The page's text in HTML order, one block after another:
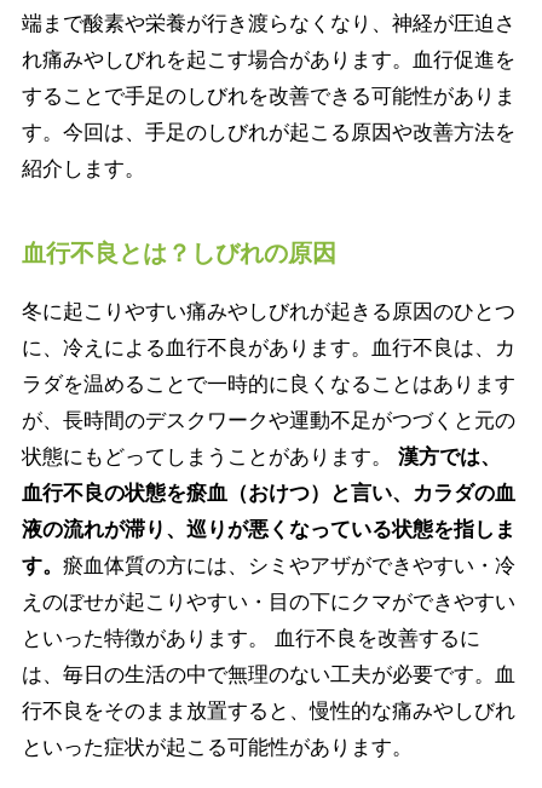
端まで酸素や栄養が行き渡らなくなり、神経が圧迫さ
れ痛みやしびれを起こす場合があります。血行促進を
することで手足のしびれを改善できる可能性がありま
す。今回は、手足のしびれが起こる原因や改善方法を
紹介します。
血行不良とは？しびれの原因
冬に起こりやすい痛みやしびれが起きる原因のひとつ
に、冷えによる血行不良があります。血行不良は、カ
ラダを温めることで一時的に良くなることはあります
が、長時間のデスクワークや運動不足がつづくと元の
状態にもどってしまうことがあります。 漢方では、
血行不良の状態を瘀血（おけつ）と言い、カラダの血
液の流れが滞り、巡りが悪くなっている状態を指しま
す。 瘀血体質の方には、シミやアザができやすい・冷
えのぼせが起こりやすい・目の下にクマができやすい
といった特徴があります。 血行不良を改善するに
は、毎日の生活の中で無理のない工夫が必要です。血
行不良をそのまま放置すると、慢性的な痛みやしびれ
といった症状が起こる可能性があります。